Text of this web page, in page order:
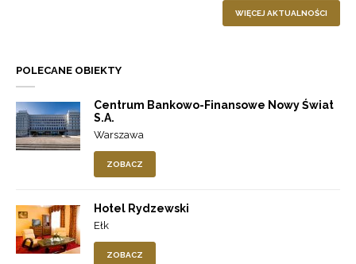
WIĘCEJ AKTUALNOŚCI
POLECANE OBIEKTY
Centrum Bankowo-Finansowe Nowy Świat
S.A.
Warszawa
ZOBACZ
Hotel Rydzewski
Ełk
ZOBACZ